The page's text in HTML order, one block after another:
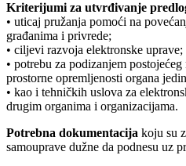
Kriterijumi za utvrđivanje
• uticaj pružanja pomoći na
građanima i privrede;
• ciljevi razvoja elektronske uprave;
• potrebu za podizanjem
prostorne opremljenosti organa
• kao i tehničkih uslova za
drugim organima i organizacijama.
Potrebna dokumentacija koju su
samouprave dužne da podnesu uz